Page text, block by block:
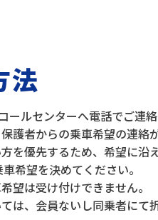
法
ールセンターへ電話でご連
護者からの乗車希望の連絡が
を優先するため、希望に沿
希望を決めてください。
望は受け付けできません。
は、会員ないし同乗者にて